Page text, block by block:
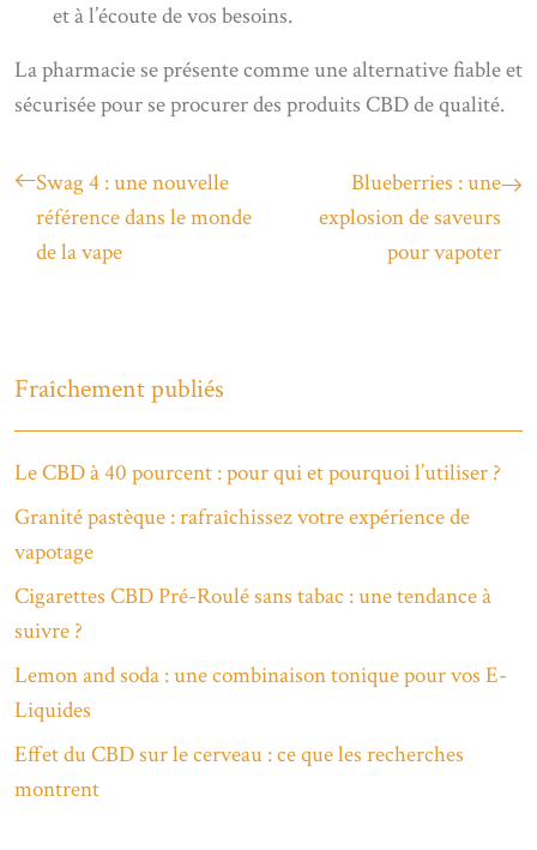
et à l’écoute de vos besoins.
La pharmacie se présente comme une alternative fiable et
sécurisée pour se procurer des produits CBD de qualité.
Swag 4 : une nouvelle
référence dans le monde
de la vape
Blueberries : une
explosion de saveurs
pour vapoter
Fraîchement publiés
Le CBD à 40 pourcent : pour qui et pourquoi l’utiliser ?
Granité pastèque : rafraîchissez votre expérience de
vapotage
Cigarettes CBD Pré-Roulé sans tabac : une tendance à
suivre ?
Lemon and soda : une combinaison tonique pour vos E-
Liquides
Effet du CBD sur le cerveau : ce que les recherches
montrent